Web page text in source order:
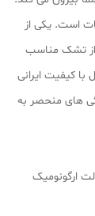
است. یکی از
از تشک مناسب
کیفیت ایرانی
های منحصر به
ارگونومیک